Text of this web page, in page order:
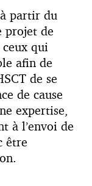
partir du
projet de
qui
afin de
de se
de cause
expertise,
à l’envoi de
être